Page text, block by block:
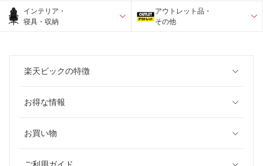
インテリア・
寝具・収納
アウトレット品・
その他
楽天ビックの特徴
お得な情報
お買い物